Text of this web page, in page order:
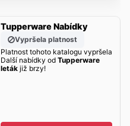
Tupperware Nabídky
Vypršela platnost
Platnost tohoto katalogu vypršela
Další nabídky od Tupperware
letákjiž brzy!